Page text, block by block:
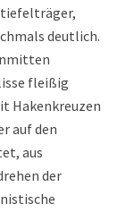
deutlich.
fleißig
Hakenkreuzen
auf den
aus
der